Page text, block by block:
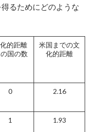
るためにどのような
的距離
国の数
米国までの文
化的距離
0 2.16
1 1.93